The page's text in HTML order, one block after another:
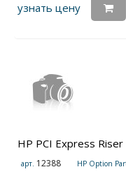
узнать цену
HP PCI Express
арт. 12388 HP Option